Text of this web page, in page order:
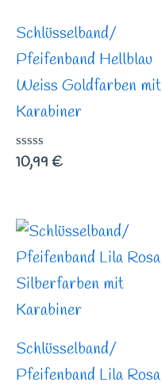
Schlüsselband/
Pfeifenband Hellblau
Weiss Goldfarben mit
Karabiner
Bewertet
mit
10,99 €
Schlüsselband/
Pfeifenband Lila Rosa